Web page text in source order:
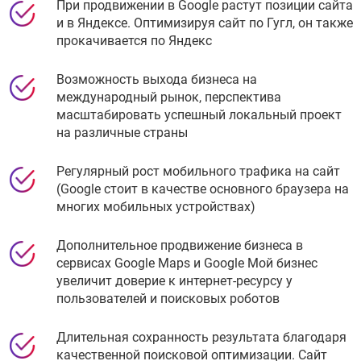
При продвижении в Google растут позиции сайта
и в Яндексе. Оптимизируя сайт по Гугл, он также
прокачивается по Яндекс
Возможность выхода бизнеса на
международный рынок, перспектива
масштабировать успешный локальный проект
на различные страны
Регулярный рост мобильного трафика на сайт
(Google стоит в качестве основного браузера на
многих мобильных устройствах)
Дополнительное продвижение бизнеса в
сервисах Google Maps и Google Мой бизнес
увеличит доверие к интернет-ресурсу у
пользователей и поисковых роботов
Длительная сохранность результата благодаря
качественной поисковой оптимизации. Сайт